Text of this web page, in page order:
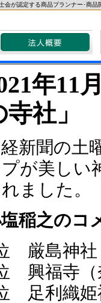
会が認定する商品プランナー･商
年
社」
経新聞の土
プが美しい
ました。
稲之のコ
厳島神社
興福寺（
足利織姫